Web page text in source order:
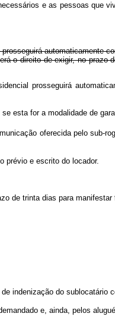
e as pessoas que
automaticamente
o direito de exigir, no prazo
prosseguirá
esta for a modalidade de
oferecida pelo sub-
prévio e escrito do locador.
de trinta dias para manifestar
indenização do sublocatário
e, ainda, pelos